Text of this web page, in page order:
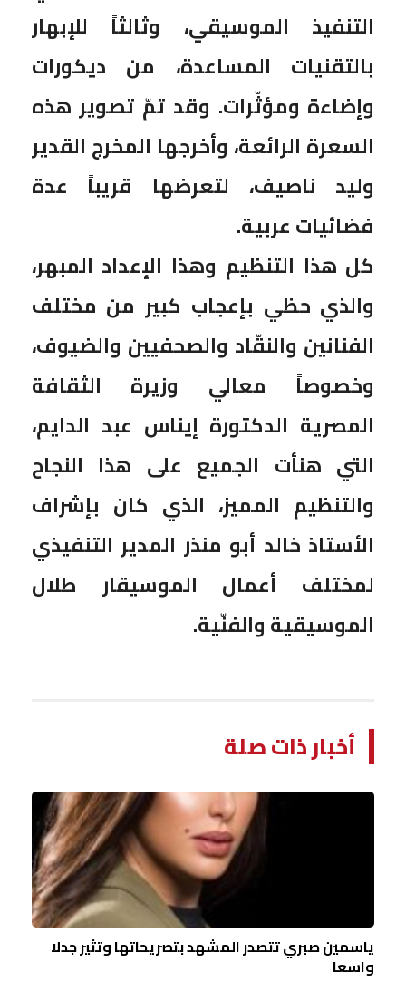
التنفيذ الموسيقي، وثالثاً للإبهار
بالتقنيات المساعدة، من ديكورات
وإضاءة ومؤثّرات. وقد تمّ تصوير هذه
السعرة الرائعة، وأخرجها المخرج القدير
وليد ناصيف، لتعرضها قريباً عدة
فضائيات عربية.
كل هذا التنظيم وهذا الإعداد المبهر،
والذي حظي بإعجاب كبير من مختلف
الفنانين والنقّاد والصحفيين والضيوف،
وخصوصاً معالي وزيرة الثقافة
المصرية الدكتورة إيناس عبد الدايم،
التي هنأت الجميع على هذا النجاح
والتنظيم المميز، الذي كان بإشراف
الأستاذ خالد أبو منذر المدير التنفيذي
لمختلف أعمال الموسيقار طلال
الموسيقية والفنّية.
أخبار ذات صلة
ياسمين صبري تتصدر المشهد بتصريحاتها وتثير جدلا
واسعا